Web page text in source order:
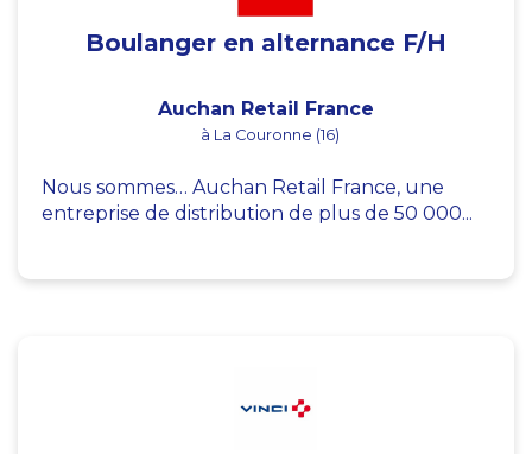
Boulanger en alternance F/H
Auchan Retail France
à La Couronne (16)
Nous sommes… Auchan Retail France, une
entreprise de distribution de plus de 50 000...